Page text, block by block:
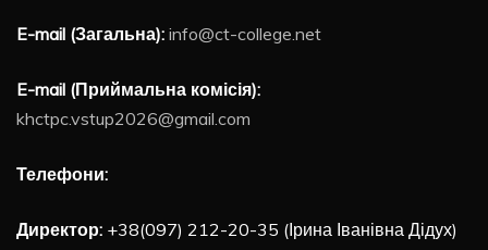
E-mail (Загальна): info@ct-college.net
E-mail (Приймальна комісія):
khctpc.vstup2026@gmail.com
Телефони:
Директор: +38(097) 212-20-35 (Ірина Іванівна Дідух)